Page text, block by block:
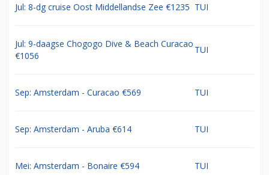
Jul: 8-dg cruise Oost Middellandse Zee €1235 TUI
Jul: 9-daagse Chogogo Dive & Beach Curacao
€1056
TUI
Sep: Amsterdam - Curacao €569 TUI
Sep: Amsterdam - Aruba €614 TUI
Mei: Amsterdam - Bonaire €594 TUI